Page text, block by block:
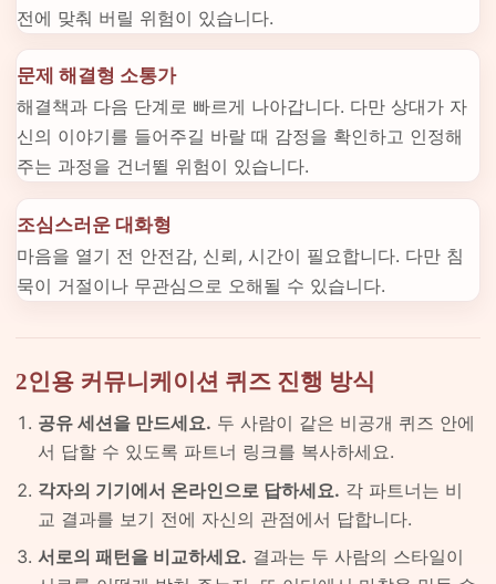
전에 맞춰 버릴 위험이 있습니다.
문제 해결형 소통가
해결책과 다음 단계로 빠르게 나아갑니다. 다만 상대가 자
신의 이야기를 들어주길 바랄 때 감정을 확인하고 인정해
주는 과정을 건너뛸 위험이 있습니다.
조심스러운 대화형
마음을 열기 전 안전감, 신뢰, 시간이 필요합니다. 다만 침
묵이 거절이나 무관심으로 오해될 수 있습니다.
2인용 커뮤니케이션 퀴즈 진행 방식
공유 세션을 만드세요. 두 사람이 같은 비공개 퀴즈 안에
서 답할 수 있도록 파트너 링크를 복사하세요.
각자의 기기에서 온라인으로 답하세요. 각 파트너는 비
교 결과를 보기 전에 자신의 관점에서 답합니다.
서로의 패턴을 비교하세요. 결과는 두 사람의 스타일이